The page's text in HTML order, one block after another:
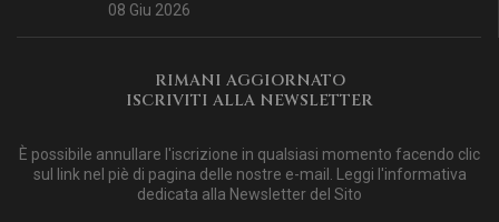
08 Giu 2026
RIMANI AGGIORNATO
ISCRIVITI ALLA NEWSLETTER
È possibile annullare l'iscrizione in qualsiasi momento facendo clic
sul link nel piè di pagina delle nostre e-mail. Leggi l'informativa
dedicata alla Newsletter del Sito